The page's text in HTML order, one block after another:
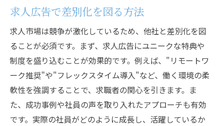
求人広告で差別化を図る方法
求人市場は競争が激化しているため、他社と差別化を図
ることが必須です。まず、求人広告にユニークな特典や
制度を盛り込むことが効果的です。例えば、"リモートワ
ーク推奨"や"フレックスタイム導入"など、働く環境の柔
軟性を強調することで、求職者の関心を引きます。ま
た、成功事例や社員の声を取り入れたアプローチも有効
です。実際の社員がどのように成長し、活躍しているか